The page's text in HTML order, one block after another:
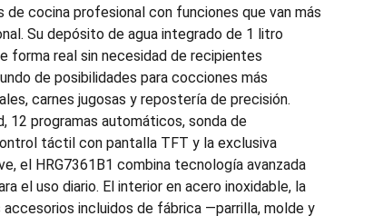
de cocina profesional con funciones que van más
Su depósito de agua integrado de 1 litro
forma real sin necesidad de recipientes
de posibilidades para cocciones más
carnes jugosas y repostería de precisión.
12 programas automáticos, sonda de
táctil con pantalla TFT y la exclusiva
el HRG7361B1 combina tecnología avanzada
el uso diario. El interior en acero inoxidable, la
accesorios incluidos de fábrica —parrilla, molde y